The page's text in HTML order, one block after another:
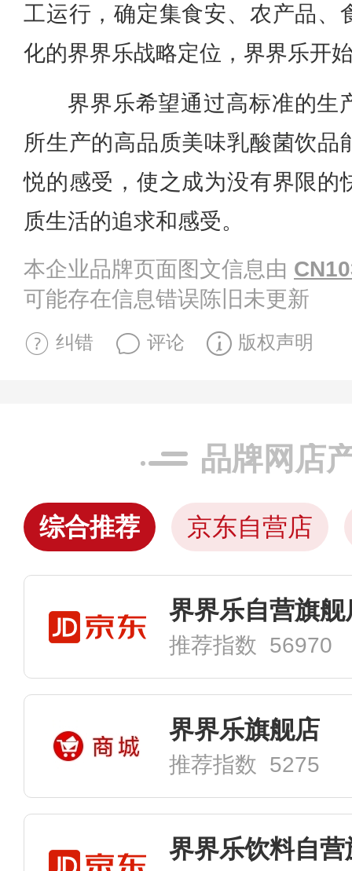
工运行，确定集食安、农产品、
化的界界乐战略定位，界界乐开
界界乐希望通过高标准的生
所生产的高品质美味乳酸菌饮品
悦的感受，使之成为没有界限的
质生活的追求和感受。
本企业品牌页面图文信息由
可能存在信息错误陈旧未更新
纠错 评论 版权声明
品牌网店
综合推荐 京东自营店
界界乐自营旗舰
推荐指数 56970
界界乐旗舰店
推荐指数 5275
界界乐饮料自营